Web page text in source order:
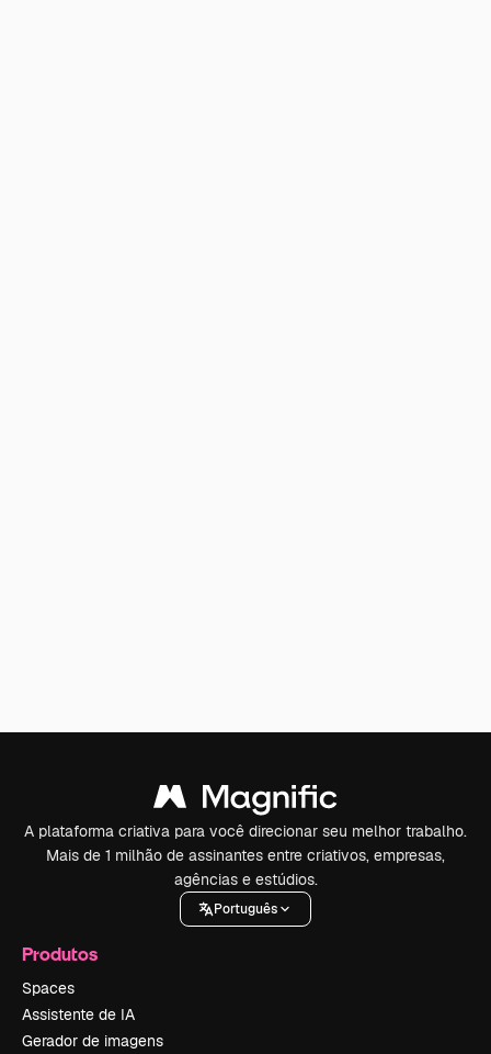
A plataforma criativa para você direcionar seu melhor trabalho.
Mais de 1 milhão de assinantes entre criativos, empresas,
agências e estúdios.
Português
Produtos
Spaces
Assistente de IA
Gerador de imagens